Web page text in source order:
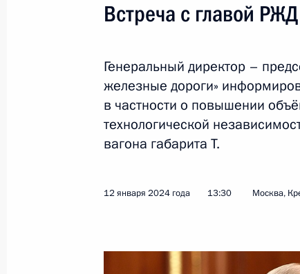
«Российские железные дороги»
Лента событий
Встреча с главой РЖД Олегом
Встреча с главой
Генеральный директор –
железные дороги»
в частности о повышении
технологической
вагона габарита Т.
12 января 2024 года 13:30 Москва,